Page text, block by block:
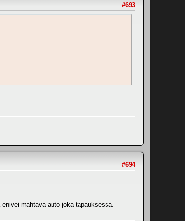
#693
#694
mahtava auto joka tapauksessa.